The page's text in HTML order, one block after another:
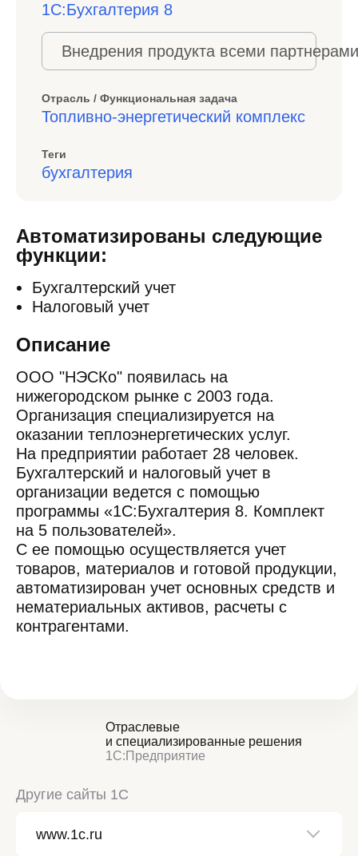
1С:Бухгалтерия 8
Внедрения продукта всеми
Отрасль / Функциональная задача
Топливно-энергетический комплекс
Теги
бухгалтерия
Автоматизированы следующие
функции:
Бухгалтерский учет
Налоговый учет
Описание
ООО "НЭСКо" появилась на
нижегородском рынке с 2003 года.
Организация специализируется на
оказании теплоэнергетических услуг.
На предприятии работает 28 человек.
Бухгалтерский и налоговый учет в
организации ведется с помощью
программы «1С:Бухгалтерия 8. Комплект
на 5 пользователей».
С ее помощью осуществляется учет
товаров, материалов и готовой продукции,
автоматизирован учет основных средств и
нематериальных активов, расчеты с
контрагентами.
Отраслевые
и специализированные решения
1С:Предприятие
Другие сайты 1С